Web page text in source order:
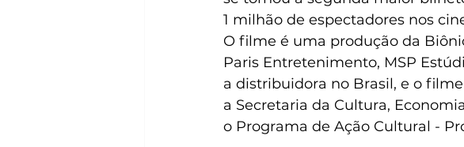
1 milhão de espectadores nos
O filme é uma produção da
Paris Entretenimento, MSP
a distribuidora no Brasil, e o
a Secretaria da Cultura,
o Programa de Ação Cultural -